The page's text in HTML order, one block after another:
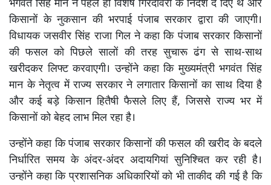
भगवंत सिंह मान ने पहले ही विशेष गिरदावरी के निर्देश दे दिए थे और
किसानों के नुकसान की भरपाई पंजाब सरकार द्वारा की जाएगी।
विधायक जसवीर सिंह राजा गिल ने कहा कि पंजाब सरकार किसानों
की फसल को पिछले सालों की तरह सुचारू ढंग से साथ-साथ
खरीदकर लिफ्ट करवाएगी। उन्होंने कहा कि मुख्यमंत्री भगवंत सिंह
मान के नेतृत्व में राज्य सरकार ने लगातार किसानों का साथ दिया है
और कई बड़े किसान हितैषी फैसले लिए हैं, जिससे राज्य भर में
किसानों को बेहद लाभ मिल रहा है।
उन्होंने कहा कि पंजाब सरकार किसानों की फसल की खरीद के बदले
निर्धारित समय के अंदर-अंदर अदायगियां सुनिश्चित कर रही है।
उन्होंने कहा कि प्रशासनिक अधिकारियों को भी ताकीद की गई है कि